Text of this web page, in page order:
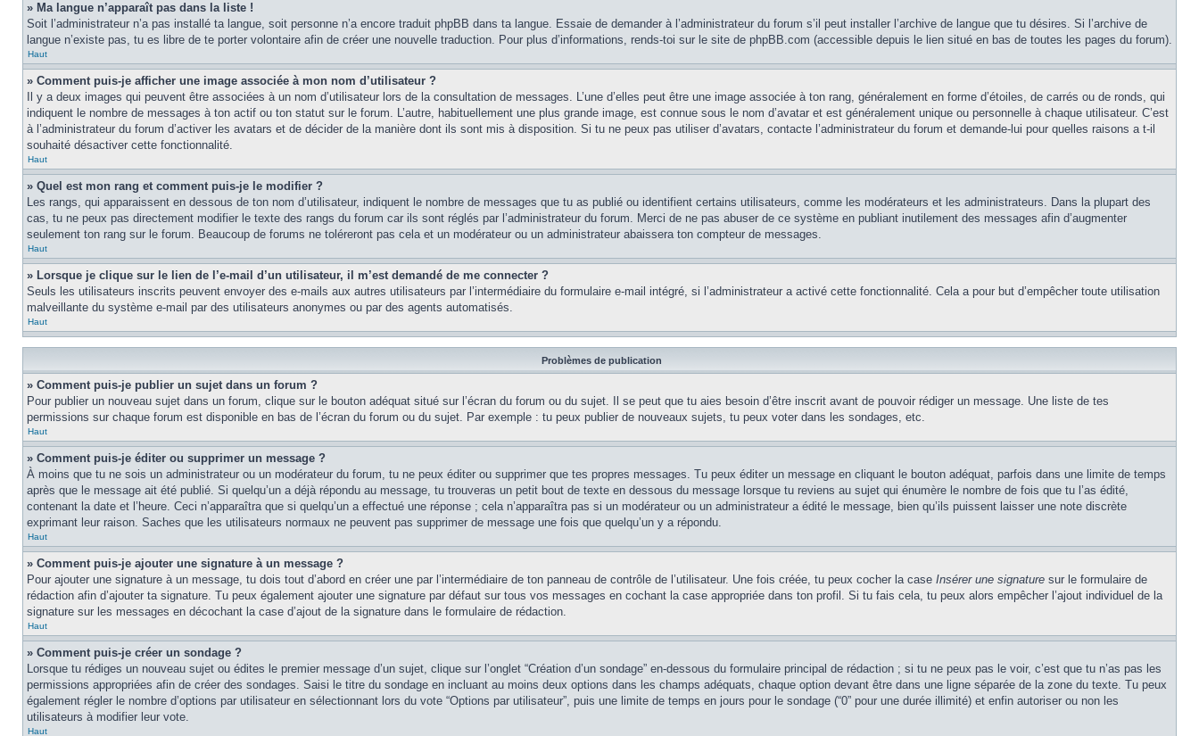
» Ma langue n’apparaît pas dans la liste !
Soit l’administrateur n’a pas installé ta langue, soit personne n’a encore traduit phpBB dans ta langue. Essaie de demander à l’administrateur du forum s’il peut installer l’archive de langue que tu désires. Si l’archive de
langue n’existe pas, tu es libre de te porter volontaire afin de créer une nouvelle traduction. Pour plus d’informations, rends-toi sur le site de phpBB.com (accessible depuis le lien situé en bas de toutes les pages du forum).
Haut
» Comment puis-je afficher une image associée à mon nom d’utilisateur ?
Il y a deux images qui peuvent être associées à un nom d’utilisateur lors de la consultation de messages. L’une d’elles peut être une image associée à ton rang, généralement en forme d’étoiles, de carrés ou de ronds, qui
indiquent le nombre de messages à ton actif ou ton statut sur le forum. L’autre, habituellement une plus grande image, est connue sous le nom d’avatar et est généralement unique ou personnelle à chaque utilisateur. C’est
à l’administrateur du forum d’activer les avatars et de décider de la manière dont ils sont mis à disposition. Si tu ne peux pas utiliser d’avatars, contacte l’administrateur du forum et demande-lui pour quelles raisons a t-il
souhaité désactiver cette fonctionnalité.
Haut
» Quel est mon rang et comment puis-je le modifier ?
Les rangs, qui apparaissent en dessous de ton nom d’utilisateur, indiquent le nombre de messages que tu as publié ou identifient certains utilisateurs, comme les modérateurs et les administrateurs. Dans la plupart des
cas, tu ne peux pas directement modifier le texte des rangs du forum car ils sont réglés par l’administrateur du forum. Merci de ne pas abuser de ce système en publiant inutilement des messages afin d’augmenter
seulement ton rang sur le forum. Beaucoup de forums ne toléreront pas cela et un modérateur ou un administrateur abaissera ton compteur de messages.
Haut
» Lorsque je clique sur le lien de l’e-mail d’un utilisateur, il m’est demandé de me connecter ?
Seuls les utilisateurs inscrits peuvent envoyer des e-mails aux autres utilisateurs par l’intermédiaire du formulaire e-mail intégré, si l’administrateur a activé cette fonctionnalité. Cela a pour but d’empêcher toute utilisation
malveillante du système e-mail par des utilisateurs anonymes ou par des agents automatisés.
Haut
Problèmes de publication
» Comment puis-je publier un sujet dans un forum ?
Pour publier un nouveau sujet dans un forum, clique sur le bouton adéquat situé sur l’écran du forum ou du sujet. Il se peut que tu aies besoin d’être inscrit avant de pouvoir rédiger un message. Une liste de tes
permissions sur chaque forum est disponible en bas de l’écran du forum ou du sujet. Par exemple : tu peux publier de nouveaux sujets, tu peux voter dans les sondages, etc.
Haut
» Comment puis-je éditer ou supprimer un message ?
À moins que tu ne sois un administrateur ou un modérateur du forum, tu ne peux éditer ou supprimer que tes propres messages. Tu peux éditer un message en cliquant le bouton adéquat, parfois dans une limite de temps
après que le message ait été publié. Si quelqu’un a déjà répondu au message, tu trouveras un petit bout de texte en dessous du message lorsque tu reviens au sujet qui énumère le nombre de fois que tu l’as édité,
contenant la date et l’heure. Ceci n’apparaîtra que si quelqu’un a effectué une réponse ; cela n’apparaîtra pas si un modérateur ou un administrateur a édité le message, bien qu’ils puissent laisser une note discrète
exprimant leur raison. Saches que les utilisateurs normaux ne peuvent pas supprimer de message une fois que quelqu’un y a répondu.
Haut
» Comment puis-je ajouter une signature à un message ?
Pour ajouter une signature à un message, tu dois tout d’abord en créer une par l’intermédiaire de ton panneau de contrôle de l’utilisateur. Une fois créée, tu peux cocher la case Insérer une signature sur le formulaire de
rédaction afin d’ajouter ta signature. Tu peux également ajouter une signature par défaut sur tous vos messages en cochant la case appropriée dans ton profil. Si tu fais cela, tu peux alors empêcher l’ajout individuel de la
signature sur les messages en décochant la case d’ajout de la signature dans le formulaire de rédaction.
Haut
» Comment puis-je créer un sondage ?
Lorsque tu rédiges un nouveau sujet ou édites le premier message d’un sujet, clique sur l’onglet “Création d’un sondage” en-dessous du formulaire principal de rédaction ; si tu ne peux pas le voir, c’est que tu n’as pas les
permissions appropriées afin de créer des sondages. Saisi le titre du sondage en incluant au moins deux options dans les champs adéquats, chaque option devant être dans une ligne séparée de la zone du texte. Tu peux
également régler le nombre d’options par utilisateur en sélectionnant lors du vote “Options par utilisateur”, puis une limite de temps en jours pour le sondage (“0” pour une durée illimité) et enfin autoriser ou non les
utilisateurs à modifier leur vote.
Haut